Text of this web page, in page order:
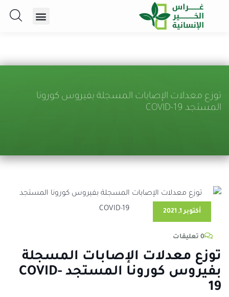
توزع معدلات الإصابات المسجلة بفيروس كورونا
المستجد COVID-19
أكتوبر 1, 2021
0 تعليقات
توزع معدلات الإصابات المسجلة
بفيروس كورونا المستجد COVID-
19